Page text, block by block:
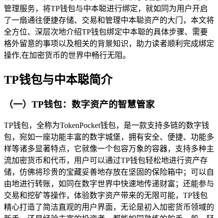
管理服务，将TP钱包与中本聪进行绑定，就如同为用户开启
了一扇通往便捷存储、交易和管理中本聪资产的大门，本文将
全方位、深层次地介绍TP钱包绑定中本聪的具体步骤、需要
格外留意的事项以及相关的背景知识，助力读者顺利完成绑定
操作,在加密货币的世界中畅行无阻。
TP钱包与中本聪简介
（一）TP钱包：数字资产的智慧管家
TP钱包，全称为TokenPocket钱包，是一款支持多链的数字钱
包，宛如一座功能丰富的数字城堡，拥有安全、便捷、功能多
样等诸多显著特点，它就像一个包容万象的容器，支持多种主
流加密货币和代币，用户可以通过TP钱包轻松地进行资产存
储，仿佛将珍贵的宝藏妥善地存放在坚固的保险箱中；可以自
由地进行转账，如同在数字世界中快速地传递财富；还能参与
交易和挖矿等操作，体验数字资产带来的无限可能，TP钱包
精心打造了简洁直观的用户界面，无论是初入加密货币领域的